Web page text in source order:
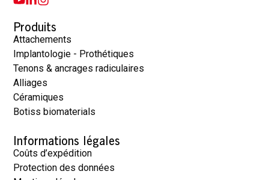
Produits
Attachements
Implantologie - Prothétiques
Tenons & ancrages radiculaires
Alliages
Céramiques
Botiss biomaterials
Informations légales
Coûts d’expédition
Protection des données